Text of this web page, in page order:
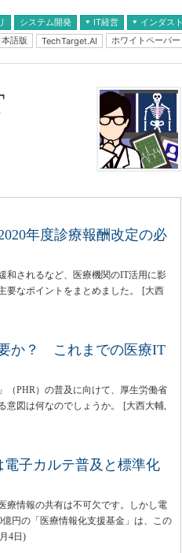
システム開発
IT経営
インダス
語版 TechTarget.AI ホワイトペーパー
年度診療報酬改定の必
和されるなど、医療機関のIT活用に影
なポイントをまとめました。
[大西
要か？ これまでの医療IT
（PHR）の普及に向けて、厚生労働省
図は何なのでしょうか。
[大西大輔,
子カルテ普及と標準化
療情報の共有は不可欠です。しかし電
円の「医療情報化支援基金」は、この
4日 )